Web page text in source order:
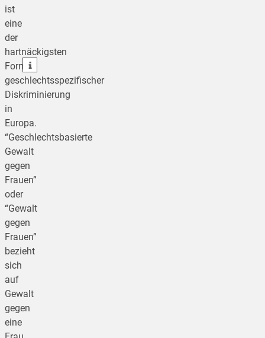
ist
eine
der
hartnäckigsten
Formen
geschlechtsspezifischer
Diskriminierung
in
Europa.
“Geschlechtsbasierte
Gewalt
gegen
Frauen”
oder
“Gewalt
gegen
Frauen”
bezieht
sich
auf
Gewalt
gegen
eine
teilen